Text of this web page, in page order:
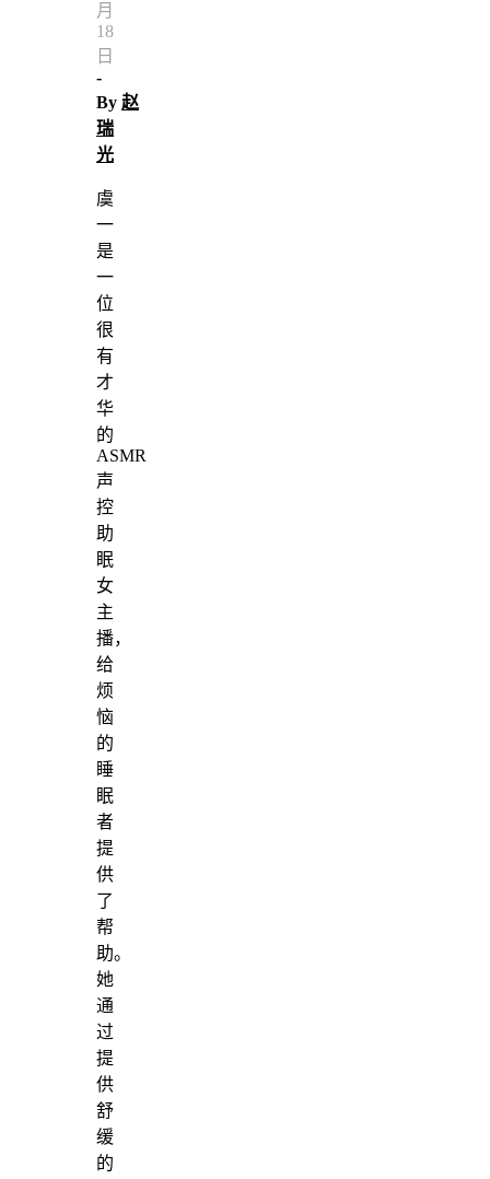
月
18
日
-
By 赵
瑞
光
虞
一
是
一
位
很
有
才
华
的
ASMR
声
控
助
眠
女
主
播，
给
烦
恼
的
睡
眠
者
提
供
了
帮
助。
她
通
过
提
供
舒
缓
的